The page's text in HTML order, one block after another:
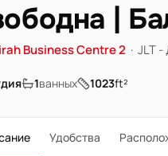
|
Business Centre 2 · JLT
1ванных 1023ft²
Удобства